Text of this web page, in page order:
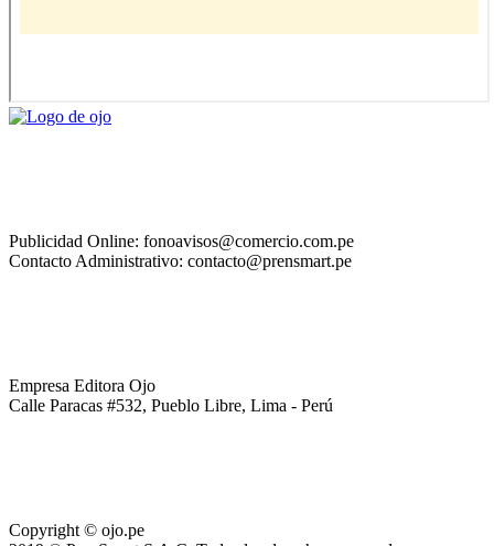
Publicidad Online: fonoavisos@comercio.com.pe
Contacto Administrativo: contacto@prensmart.pe
Empresa Editora Ojo
Calle Paracas #532, Pueblo Libre, Lima - Perú
Copyright © ojo.pe